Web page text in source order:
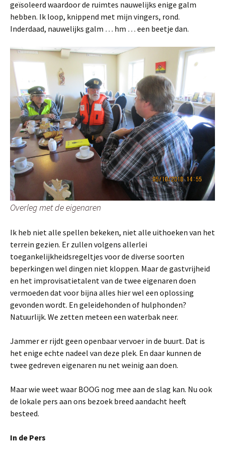
geïsoleerd waardoor de ruimtes nauwelijks enige galm
hebben. Ik loop, knippend met mijn vingers, rond.
Inderdaad, nauwelijks galm … hm … een beetje dan.
Overleg met de eigenaren
Ik heb niet alle spellen bekeken, niet alle uithoeken van het
terrein gezien. Er zullen volgens allerlei
toegankelijkheidsregeltjes voor de diverse soorten
beperkingen wel dingen niet kloppen. Maar de gastvrijheid
en het improvisatietalent van de twee eigenaren doen
vermoeden dat voor bijna alles hier wel een oplossing
gevonden wordt. En geleidehonden of hulphonden?
Natuurlijk. We zetten meteen een waterbak neer.
Jammer er rijdt geen openbaar vervoer in de buurt. Dat is
het enige echte nadeel van deze plek. En daar kunnen de
twee gedreven eigenaren nu net weinig aan doen.
Maar wie weet waar BOOG nog mee aan de slag kan. Nu ook
de lokale pers aan ons bezoek breed aandacht heeft
besteed.
In de Pers